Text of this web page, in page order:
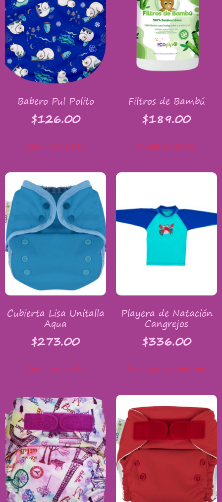
Babero Pul Polito
$126.00
Añadir al carrito
Filtros de Bambú
$189.00
Añadir al carrito
Cubierta Lisa Unitalla
Aqua
$273.00
Añadir al carrito
Playera de Natación
Cangrejos
$336.00
Seleccionar opciones